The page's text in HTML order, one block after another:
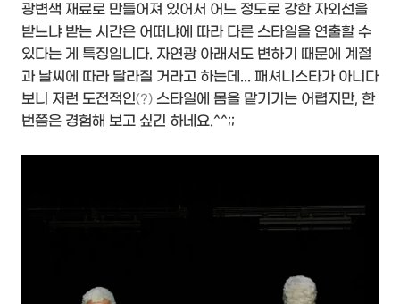
광변색 재료로 만들어져 있어서 어느 정도로 강한 자외선을
받느냐 받는 시간은 어떠냐에 따라 다른 스타일을 연출할 수
있다는 게 특징입니다. 자연광 아래서도 변하기 때문에 계절
과 날씨에 따라 달라질 거라고 하는데... 패셔니스타가 아니다
보니 저런 도전적인(?) 스타일에 몸을 맡기기는 어렵지만, 한
번쯤은 경험해 보고 싶긴 하네요.^^;;